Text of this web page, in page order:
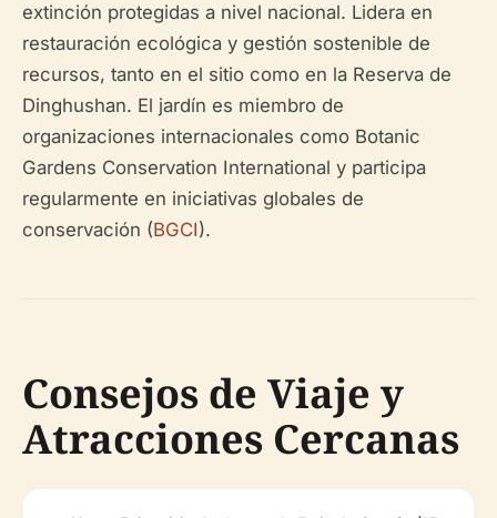
extinción protegidas a nivel nacional. Lidera en
restauración ecológica y gestión sostenible de
recursos, tanto en el sitio como en la Reserva de
Dinghushan. El jardín es miembro de
organizaciones internacionales como Botanic
Gardens Conservation International y participa
regularmente en iniciativas globales de
conservación (BGCI).
Consejos de Viaje y
Atracciones Cercanas